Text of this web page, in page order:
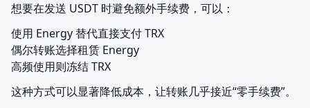
想要在发送 USDT 时避免额外手续费，可以：
使用 Energy 替代直接支付 TRX
偶尔转账选择租赁 Energy
高频使用则冻结 TRX
这种方式可以显著降低成本，让转账几乎接近“零手续费”。